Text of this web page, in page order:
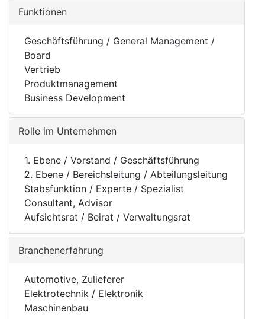
Funktionen
Geschäftsführung / General Management /
Board
Vertrieb
Produktmanagement
Business Development
Rolle im Unternehmen
1. Ebene / Vorstand / Geschäftsführung
2. Ebene / Bereichsleitung / Abteilungsleitung
Stabsfunktion / Experte / Spezialist
Consultant, Advisor
Aufsichtsrat / Beirat / Verwaltungsrat
Branchenerfahrung
Automotive, Zulieferer
Elektrotechnik / Elektronik
Maschinenbau